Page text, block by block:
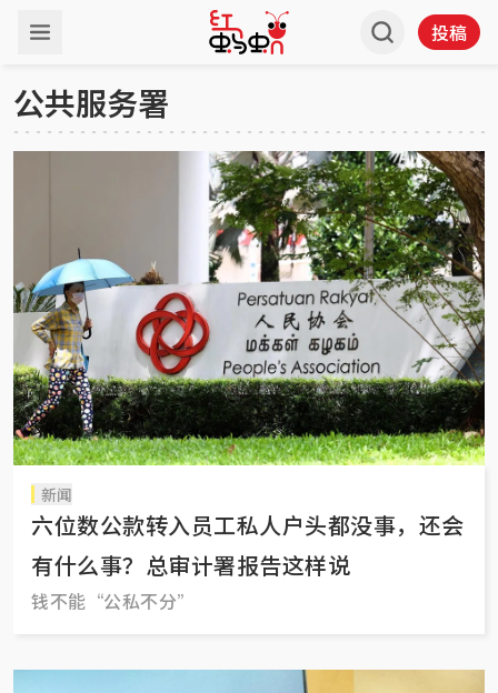
投稿
公共服务署
新闻
六位数公款转入员工私人户头都没事，还会
有什么事？总审计署报告这样说
钱不能“公私不分”